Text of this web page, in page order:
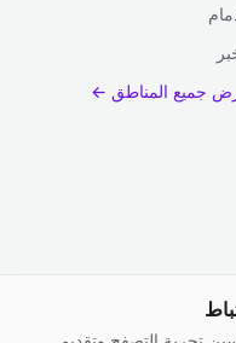
جميع المناطق ←